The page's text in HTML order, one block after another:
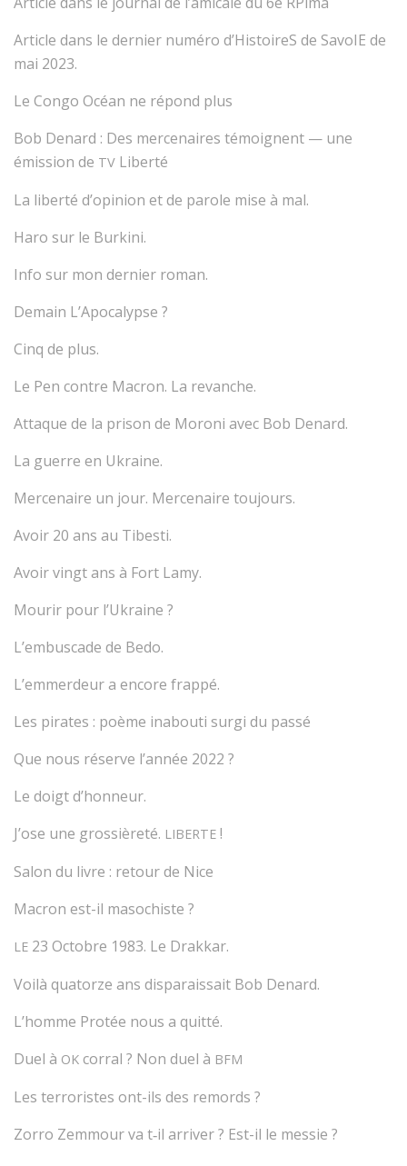
Article dans le dernier numéro d’HistoireS de SavoIE de
mai 2023.
Le Congo Océan ne répond plus
Bob Denard : Des mercenaires témoignent — une
émission de TV Liberté
La liberté d’opinion et de parole mise à mal.
Haro sur le Burkini.
Info sur mon dernier roman.
Demain L’Apocalypse ?
Cinq de plus.
Le Pen contre Macron. La revanche.
Attaque de la prison de Moroni avec Bob Denard.
La guerre en Ukraine.
Mercenaire un jour. Mercenaire toujours.
Avoir 20 ans au Tibesti.
Avoir vingt ans à Fort Lamy.
Mourir pour l’Ukraine ?
L’embuscade de Bedo.
L’emmerdeur a encore frappé.
Les pirates : poème inabouti surgi du passé
Que nous réserve l’année 2022 ?
Le doigt d’honneur.
J’ose une grossièreté. LIBERTE !
Salon du livre : retour de Nice
Macron est-il masochiste ?
LE 23 Octobre 1983. Le Drakkar.
Voilà quatorze ans disparaissait Bob Denard.
L’homme Protée nous a quitté.
Duel à OK corral ? Non duel à BFM
Les terroristes ont-ils des remords ?
Zorro Zemmour va t‑il arriver ? Est-il le messie ?